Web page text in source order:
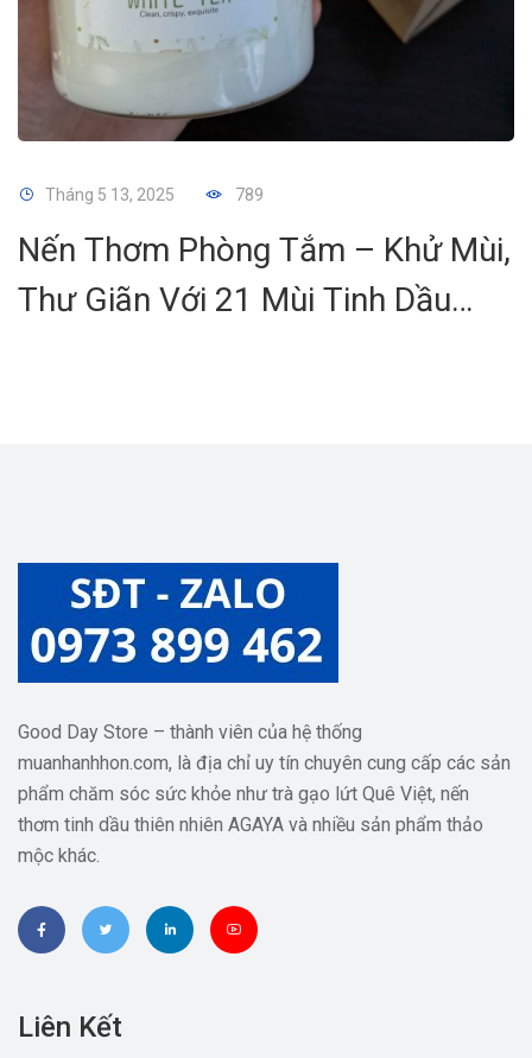
Tháng 5 13, 2025 789
Nến Thơm Phòng Tắm – Khử Mùi,
Thư Giãn Với 21 Mùi Tinh Dầu
Good Day Store – thành viên của hệ thống
muanhanhhon.com, là địa chỉ uy tín chuyên cung cấp các sản
phẩm chăm sóc sức khỏe như trà gạo lứt Quê Việt, nến
thơm tinh dầu thiên nhiên AGAYA và nhiều sản phẩm thảo
mộc khác.
Liên Kết